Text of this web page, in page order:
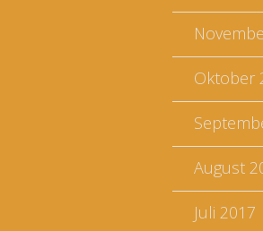
Oktober
August
Juli 2017